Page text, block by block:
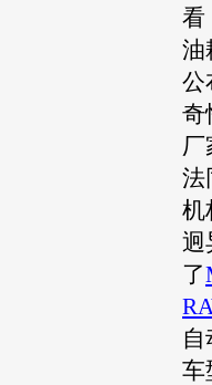
看
油
公
奇
厂
法
机
迥
了
车